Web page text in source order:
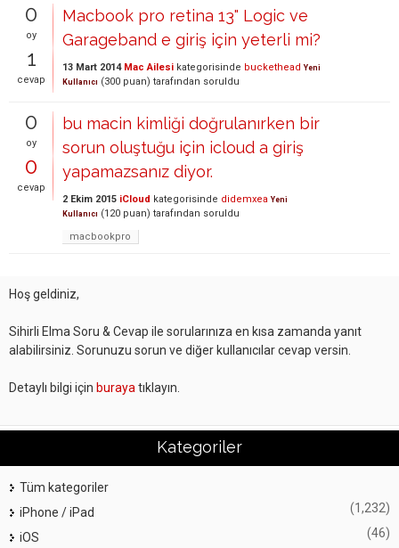
0
oy
1
cevap
Macbook pro retina 13" Logic ve
Garageband e giriş için yeterli mi?
13 Mart 2014 Mac Ailesi kategorisinde buckethead Yeni
Kullanıcı (300 puan) tarafından soruldu
0
oy
0
cevap
bu macin kimliği doğrulanırken bir
sorun oluştuğu için icloud a giriş
yapamazsanız diyor.
2 Ekim 2015 iCloud kategorisinde didemxea Yeni
Kullanıcı (120 puan) tarafından soruldu
macbookpro
Hoş geldiniz,
Sihirli Elma Soru & Cevap ile sorularınıza en kısa zamanda yanıt
alabilirsiniz. Sorunuzu sorun ve diğer kullanıcılar cevap versin.
Detaylı bilgi için buraya tıklayın.
Kategoriler
Tüm kategoriler
iPhone / iPad
(1,232)
iOS (46)